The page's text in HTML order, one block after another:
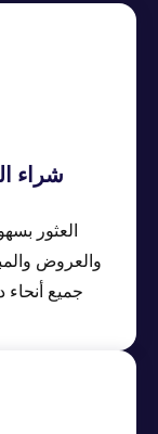
شراء
العثور
والعروض
جميع أنحاء